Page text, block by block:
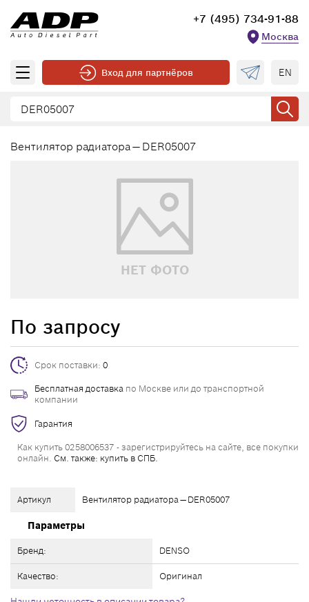
+7 (495) 734-91-88
Москва
Вход для партнёров EN
Вентилятор радиатора — DER05007
НЕТ ФОТО
Артикул Вентилятор радиатора — DER05007
Параметры
Бренд: DENSO
Качество: Оригинал
По запросу
Срок поставки: 0
Бесплатная доставка по Москве или до транспортной
компании
Гарантия
Как купить 0258006537 - зарегистрируйтесь на сайте, все покупки
онлайн. См. также: купить в СПБ.